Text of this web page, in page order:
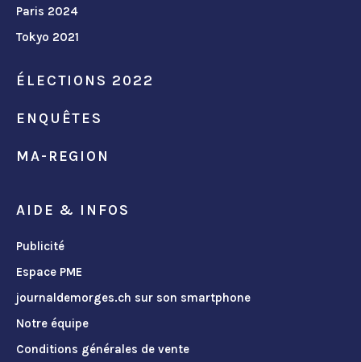
Paris 2024
Tokyo 2021
ÉLECTIONS 2022
ENQUÊTES
MA-REGION
AIDE & INFOS
Publicité
Espace PME
journaldemorges.ch sur son smartphone
Notre équipe
Conditions générales de vente